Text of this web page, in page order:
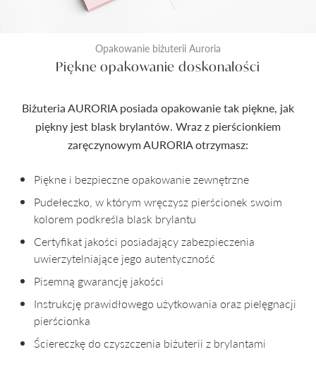
Opakowanie biżuterii Auroria
Piękne opakowanie doskonałości
Biżuteria AURORIA posiada opakowanie tak piękne, jak
piękny jest blask brylantów. Wraz z pierścionkiem
zaręczynowym AURORIA otrzymasz:
Piękne i bezpieczne opakowanie zewnętrzne
Pudełeczko, w którym wręczysz pierścionek swoim
kolorem podkreśla blask brylantu
Certyfikat jakości posiadający zabezpieczenia
uwierzytelniające jego autentyczność
Pisemną gwarancję jakości
Instrukcję prawidłowego użytkowania oraz pielęgnacji
pierścionka
Ściereczkę do czyszczenia biżuterii z brylantami